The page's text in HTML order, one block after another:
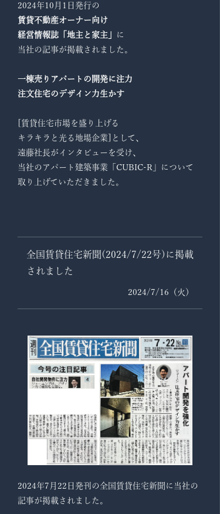
2024年10月1日発行の
賃貸不動産オーナー向け
経営情報誌「地主と家主」
に
当社の記事が掲載されました。
一棟売りアパートの開発に注力
注文住宅のデザイン力生かす
[賃貸住宅市場を盛り上げる
キラキラと光る地場企業]として、
遠藤社長がインタビューを受け、
当社のアパート建築事業「CUBIC-R」について
取り上げていただきました。
全国賃貸住宅新聞(2024/7/22号)に掲載
されました
2024/7/16（火）
2024年7月22日発刊の全国賃貸住宅新聞に当社の
記事が掲載されました。